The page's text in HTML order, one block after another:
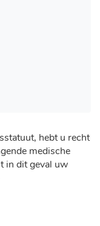
hebt u recht
medische
in dit geval uw